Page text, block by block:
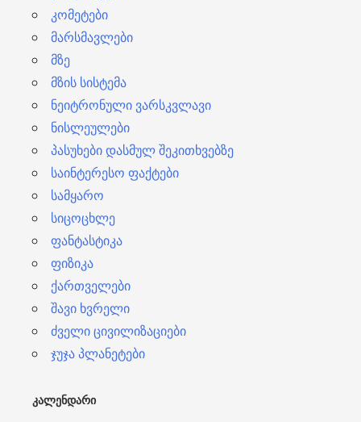
კომეტები
მარსმავლები
მზე
მზის სისტემა
ნეიტრონული ვარსკვლავი
ნისლეულები
პასუხები დასმულ შეკითხვებზე
საინტერესო ფაქტები
სამყარო
სიცოცხლე
ფანტასტიკა
ფიზიკა
ქართველები
შავი ხვრელი
ძველი ცივილიზაციები
ჯუჯა პლანეტები
ᲙᲐᲚᲔᲜᲓᲐᲠᲘ